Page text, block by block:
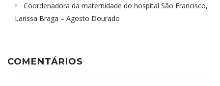
Coordenadora da maternidade do hospital São Francisco,
Larissa Braga – Agosto Dourado
COMENTÁRIOS